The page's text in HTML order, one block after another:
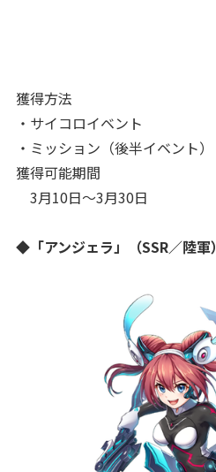
獲得方法
・サイコロイベント
・ミッション（後半イベント）
獲得可能期間
3月10日～3月30日
◆「アンジェラ」（SSR／陸軍）